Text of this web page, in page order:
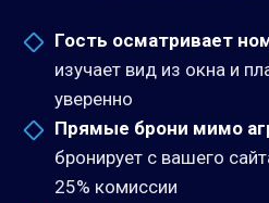
Гость осматривает
изучает вид из окна и
уверенно
Прямые брони мимо
бронирует с вашего
25% комиссии